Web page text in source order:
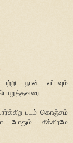
நான் எப்பவும்
பார்க்கிற படம் கொஞ்சம்
போதும். சீக்கிரமே